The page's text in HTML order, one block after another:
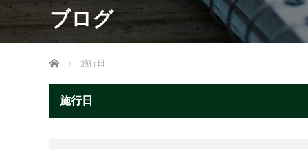
ブログ
ホーム 施行日
施行日